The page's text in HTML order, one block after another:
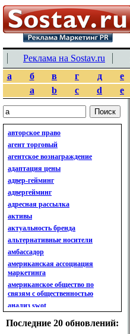
Реклама на Sostav.ru
а
б в г д е
a
b c d e
авторское право
агент торговый
агентское вознаграждение
адаптация цены
адвер-гейминг
адвергейминг
адресная рассылка
активы
актуальность бренда
альтернативные носители
амбассадор
американская ассоциация
маркетинга
американское общество по
связям с общественностью
анализ swot
анализ бизнес-портфеля
Последние 20 обновлений: